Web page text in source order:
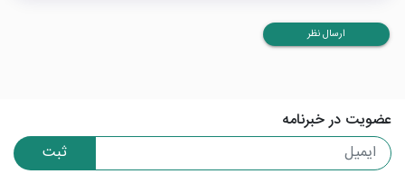
ارسال نظر
عضویت در خبرنامه
ثبت